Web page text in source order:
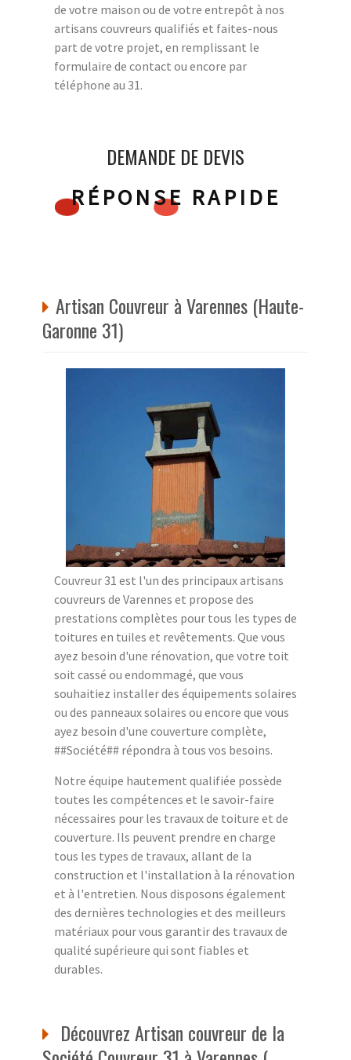
de votre maison ou de votre entrepôt à nos
artisans couvreurs qualifiés et faites-nous
part de votre projet, en remplissant le
formulaire de contact ou encore par
téléphone au 31.
DEMANDE DE DEVIS
RÉPONSE RAPIDE
Artisan Couvreur à Varennes (Haute-
Garonne 31)
Couvreur 31 est l'un des principaux artisans
couvreurs de Varennes et propose des
prestations complètes pour tous les types de
toitures en tuiles et revêtements. Que vous
ayez besoin d'une rénovation, que votre toit
soit cassé ou endommagé, que vous
souhaitiez installer des équipements solaires
ou des panneaux solaires ou encore que vous
ayez besoin d'une couverture complète,
##Société## répondra à tous vos besoins.
Notre équipe hautement qualifiée possède
toutes les compétences et le savoir-faire
nécessaires pour les travaux de toiture et de
couverture. Ils peuvent prendre en charge
tous les types de travaux, allant de la
construction et l'installation à la rénovation
et à l'entretien. Nous disposons également
des dernières technologies et des meilleurs
matériaux pour vous garantir des travaux de
qualité supérieure qui sont fiables et
durables.
Découvrez Artisan couvreur de la